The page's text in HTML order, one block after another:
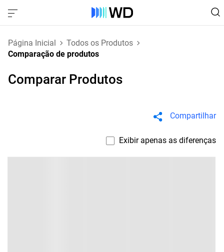
Página Inicial
Todos os Produtos
Comparação de produtos
Comparar Produtos
Compartilhar
Exibir apenas as diferenças